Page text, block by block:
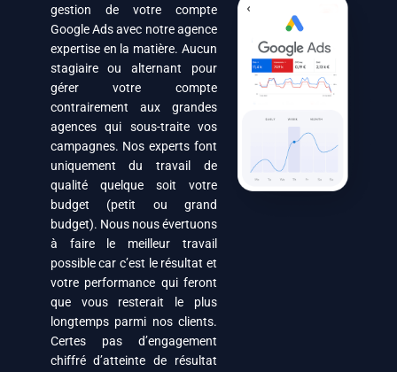
gestion de votre compte
Google Ads avec notre agence
expertise en la matière. Aucun
stagiaire ou alternant pour
gérer votre compte
contrairement aux grandes
agences qui sous-traite vos
campagnes. Nos experts font
uniquement du travail de
qualité quelque soit votre
budget (petit ou grand
budget). Nous nous évertuons
à faire le meilleur travail
possible car c’est le résultat et
votre performance qui feront
que vous resterait le plus
longtemps parmi nos clients.
Certes pas d’engagement
chiffré d’atteinte de résultat